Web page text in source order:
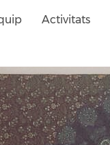
Activitats